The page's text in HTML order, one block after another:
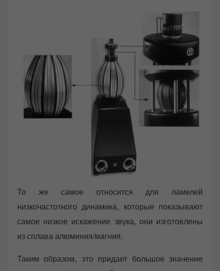
То же самое относится для ламелей
низкочастотного динамика, которые показывают
самое низкое искажение звука, они изготовлены
из сплава алюминия/магния.
Таким образом, это придает большое значение